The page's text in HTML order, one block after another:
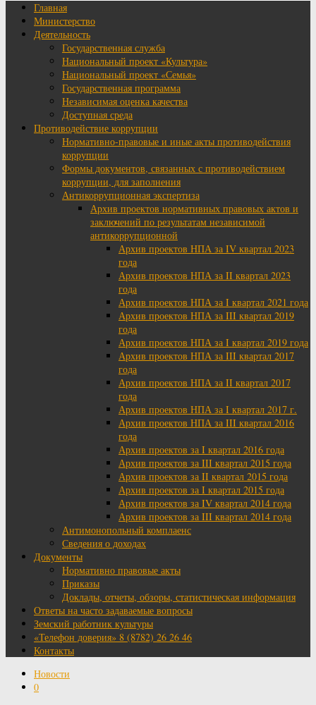
Главная
Министерство
Деятельность
Государственная служба
Национальный проект «Культура»
Национальный проект «Семья»
Государственная программа
Независимая оценка качества
Доступная среда
Противодействие коррупции
Нормативно-правовые и иные акты противодействия
коррупции
Формы документов, связанных с противодействием
коррупции, для заполнения
Антикоррупционная экспертиза
Архив проектов нормативных правовых актов и
заключений по результатам независимой
антикоррупционной
Архив проектов НПА за IV квартал 2023
года
Архив проектов НПА за II квартал 2023
года
Архив проектов НПА за I квартал 2021 года
Архив проектов НПА за III квартал 2019
года
Архив проектов НПА за I квартал 2019 года
Архив проектов НПА за III квартал 2017
года
Архив проектов НПА за II квартал 2017
года
Архив проектов НПА за I квартал 2017 г.
Архив проектов НПА за III квартал 2016
года
Архив проектов за I квартал 2016 года
Архив проектов за III квартал 2015 года
Архив проектов за II квартал 2015 года
Архив проектов за I квартал 2015 года
Архив проектов за IV квартал 2014 года
Архив проектов за III квартал 2014 года
Антимонопольный комплаенс
Сведения о доходах
Документы
Нормативно правовые акты
Приказы
Доклады, отчеты, обзоры, статистическая информация
Ответы на часто задаваемые вопросы
Земский работник культуры
«Телефон доверия» 8 (8782) 26 26 46
Контакты
Новости
0